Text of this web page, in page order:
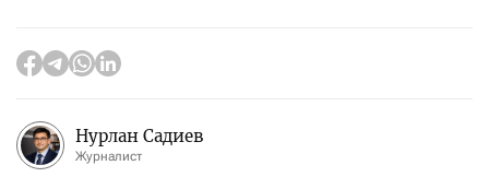
Нурлан Садиев
Журналист